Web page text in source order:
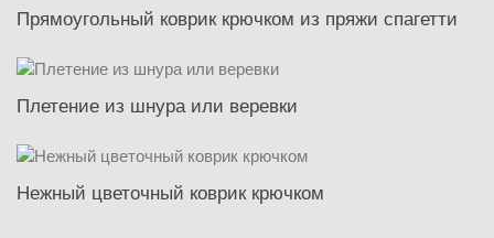
Прямоугольный коврик крючком из пряжи спагетти
Плетение из шнура или веревки
Нежный цветочный коврик крючком